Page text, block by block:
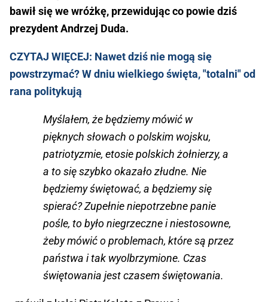
bawił się we wróżkę, przewidując co powie dziś
prezydent Andrzej Duda.
CZYTAJ WIĘCEJ: Nawet dziś nie mogą się
powstrzymać? W dniu wielkiego święta, "totalni" od
rana politykują
Myślałem, że będziemy mówić w
pięknych słowach o polskim wojsku,
patriotyzmie, etosie polskich żołnierzy, a
a to się szybko okazało złudne. Nie
będziemy świętować, a będziemy się
spierać? Zupełnie niepotrzebne panie
pośle, to było niegrzeczne i niestosowne,
żeby mówić o problemach, które są przez
państwa i tak wyolbrzymione. Czas
świętowania jest czasem świętowania.